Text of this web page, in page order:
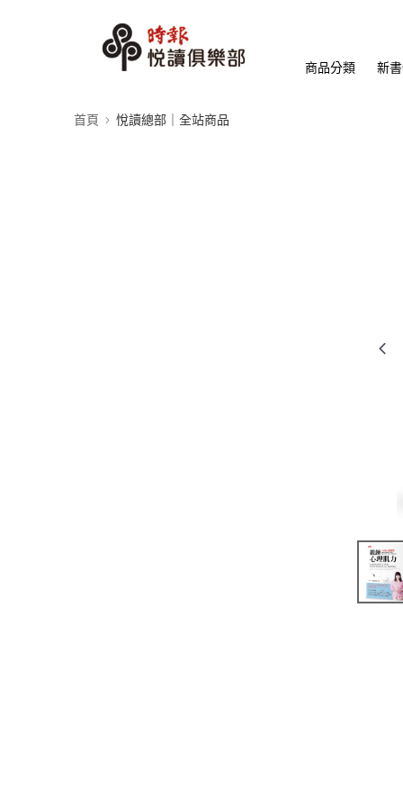
商品分類 新
首頁 悅讀總部｜全站商品